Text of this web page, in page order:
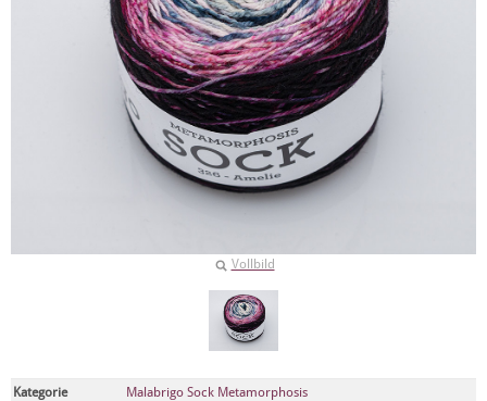
Vollbild
Kategorie
Malabrigo Sock Metamorphosis